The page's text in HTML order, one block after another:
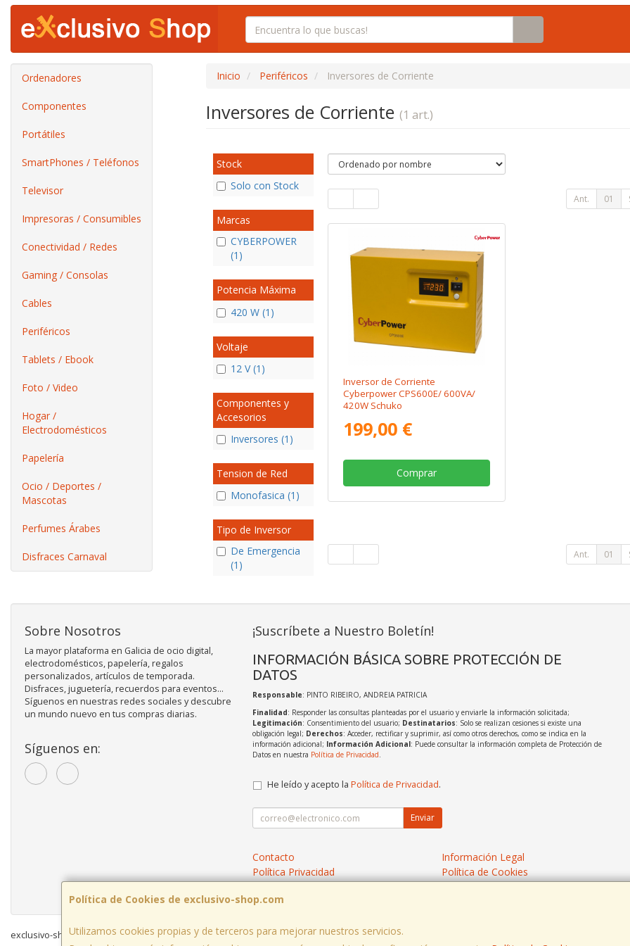
Ordenadores
Componentes
Portátiles
SmartPhones / Teléfonos
Televisor
Impresoras / Consumibles
Conectividad / Redes
Gaming / Consolas
Cables
Periféricos
Tablets / Ebook
Foto / Video
Hogar /
Electrodomésticos
Papelería
Ocio / Deportes /
Mascotas
Perfumes Árabes
Disfraces Carnaval
Inicio Periféricos Inversores de Corriente
Inversores de Corriente (1 art.)
Stock
Solo con Stock
Marcas
CYBERPOWER
(1)
Potencia Máxima
420 W (1)
Voltaje
12 V (1)
Componentes y
Accesorios
Inversores (1)
Tension de Red
Monofasica (1)
Tipo de Inversor
De Emergencia
(1)
Ant. 01
Inversor de Corriente
Cyberpower CPS600E/ 600VA/
420W Schuko
199,00 €
Comprar
Ant. 01
Política de Cookies de exclusivo-shop.com
Utilizamos cookies propias y de terceros para mejorar nuestros servicios.
Sobre Nosotros
La mayor plataforma en Galicia de ocio digital,
electrodomésticos, papelería, regalos
personalizados, artículos de temporada.
Disfraces, juguetería, recuerdos para eventos...
Síguenos en nuestras redes sociales y descubre
un mundo nuevo en tus compras diarias.
Síguenos en:
¡Suscríbete a Nuestro Boletín!
INFORMACIÓN BÁSICA SOBRE PROTECCIÓN DE
DATOS
Responsable: PINTO RIBEIRO, ANDREIA PATRICIA
Finalidad: Responder las consultas planteadas por el usuario y enviarle la información solicitada;
Legitimación: Consentimiento del usuario; Destinatarios: Solo se realizan cesiones si existe una
obligación legal; Derechos: Acceder, rectificar y suprimir, así como otros derechos, como se indica en la
información adicional; Información Adicional: Puede consultar la información completa de Protección de
Datos en nuestra Política de Privacidad.
He leído y acepto la Política de Privacidad.
Enviar
Contacto
Información Legal
Política Privacidad
Política de Cookies
exclusivo-shop.com © 2026